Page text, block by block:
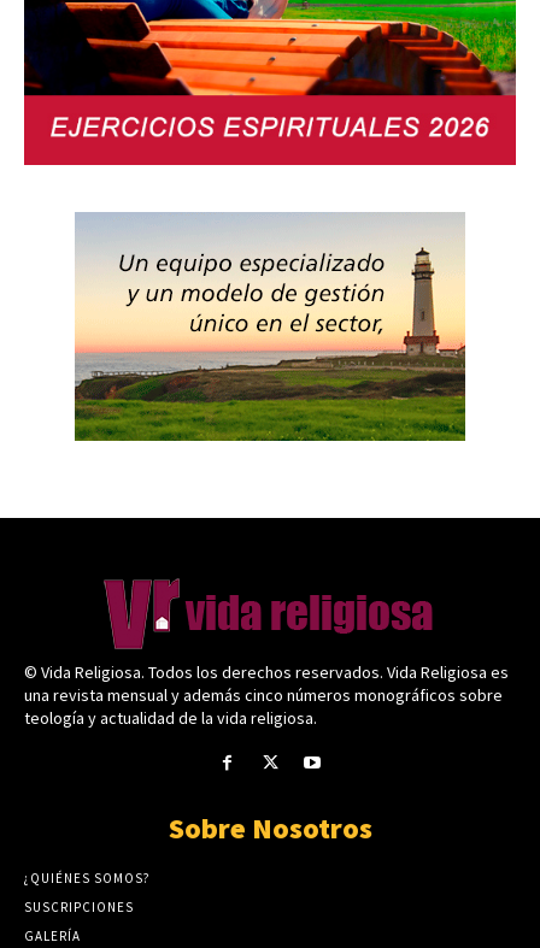
© Vida Religiosa. Todos los derechos reservados. Vida Religiosa es
una revista mensual y además cinco números monográficos sobre
teología y actualidad de la vida religiosa.
Sobre Nosotros
¿QUIÉNES SOMOS?
SUSCRIPCIONES
GALERÍA